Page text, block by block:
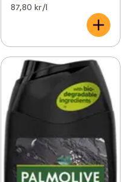
87,80 kr /l